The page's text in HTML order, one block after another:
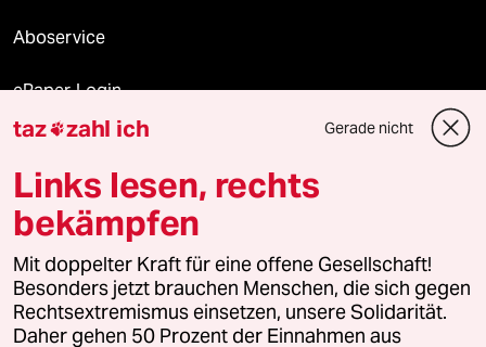
Aboservice
ePaper Login
Downloads für Abonnierende
© 2026 taz Verlags und Vertriebs GmbH
Alle Rechte vorbehalten. Bei rechtlichen Fragen oder für Genehmigungen
wenden Sie sich bitte an
lizenzen@taz.de
taz zahl ich Gerade nicht
Links lesen, rechts
bekämpfen
Mit doppelter Kraft für eine offene Gesellschaft!
Besonders jetzt brauchen Menschen, die sich gegen
Rechtsextremismus einsetzen, unsere Solidarität.
Daher gehen 50 Prozent der Einnahmen aus